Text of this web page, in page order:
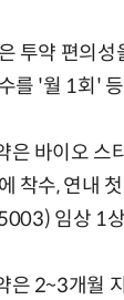
투약 편의
를 '월 1회'
은 바이오 스
착수, 연내
임상 1
은 2~3개월